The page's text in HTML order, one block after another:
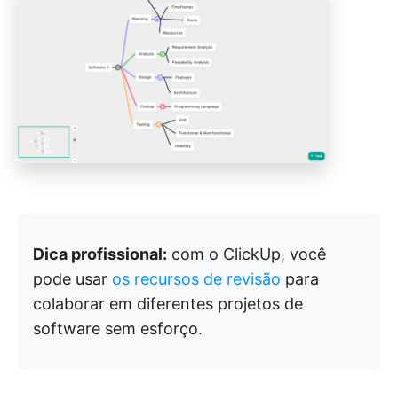
Dica profissional: com o ClickUp, você
pode usar os recursos de revisão para
colaborar em diferentes projetos de
software sem esforço.